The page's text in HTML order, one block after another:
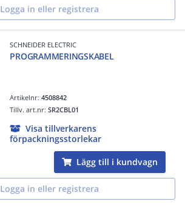
Logga in eller registrera
SCHNEIDER ELECTRIC
PROGRAMMERINGSKABEL
Artikelnr:4508842
Tillv. art.nr:SR2CBL01
Visa tillverkarens
förpackningsstorlekar
Lägg till i kundvagn
Logga in eller registrera